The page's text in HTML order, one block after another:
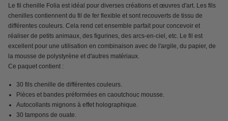
Le fil chenille Folia est idéal pour diverses créations et œuvres d'art. Les fils
chenilles contiennent du fil de fer flexible et sont recouverts de tissu de
différentes couleurs. Cela rend cet ensemble parfait pour concevoir et
réaliser de petits animaux, des figurines, des arcs-en-ciel, etc. Le fil est
excellent pour une utilisation en combinaison avec de l'argile, du papier, de
la mousse de polystyrène et d'autres matériaux.
Ce paquet contient :
30 fils chenille de différentes couleurs.
Pièces et bandes préformées en caoutchouc mousse.
Autocollants mignons à effet holographique.
30 tampons de ouate.